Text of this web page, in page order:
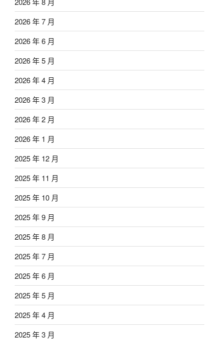
2026 年 7 月
2026 年 6 月
2026 年 5 月
2026 年 4 月
2026 年 3 月
2026 年 2 月
2026 年 1 月
2025 年 12 月
2025 年 11 月
2025 年 10 月
2025 年 9 月
2025 年 8 月
2025 年 7 月
2025 年 6 月
2025 年 5 月
2025 年 4 月
2025 年 3 月